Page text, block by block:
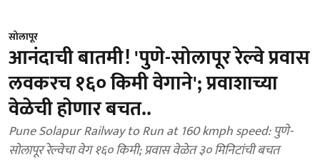
सोलापूर
आनंदाची बातमी! 'पुणे-सोलापूर रेल्वे प्रवास
लवकरच १६० किमी वेगाने'; प्रवाशाच्या
वेळेची हाेणार बचत..
Pune Solapur Railway to Run at 160 kmph speed: पुणे-
सोलापूर रेल्वेचा वेग १६० किमी; प्रवास वेळेत ३० मिनिटांची बचत